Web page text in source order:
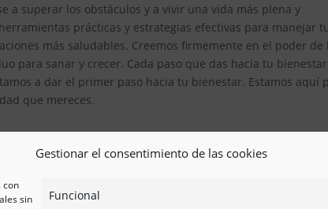
Gestionar el consentimiento de las cookies
con
sin
Funcional
a superar los obstáculos y a vivir una vida más plena y
prácticas y estrategias efectivas para manejar
más saludables. Creemos firmemente en el poder de
para sanar y crecer. Cada paso que das hacia tu
a dar el primer paso hacia tu bienestar. Estamos aquí
que mereces.